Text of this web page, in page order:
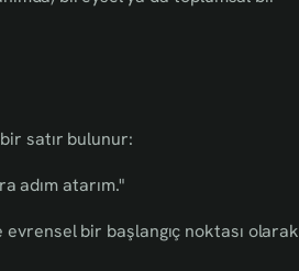
satır bulunur:
adım atarım."
evrensel bir başlangıç noktası olarak